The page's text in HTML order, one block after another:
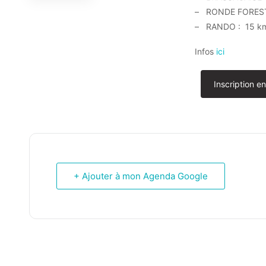
– RONDE
– RANDO : 15
Infos ici
Inscription
+ Ajouter à mon Agenda Google